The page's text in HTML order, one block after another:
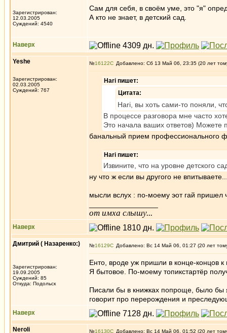
Зарегистрирован:
12.03.2005
Суждений: 4540
Сам для себя, в своём уме, это "я"
А кто не знает, в детский сад.
Наверх
Yeshe
Зарегистрирован:
02.03.2005
Суждений: 767
№16122 Добавлено: Сб 13 Май 06, 23:35 (20 лет
Hari пишет:
Цитата:
Hari, вы хоть сами-то поняли,
В процессе разговора мне часто
Это начала ваших ответов) Можете
банальный прием профессионального
Hari пишет:
Извините, что на уровне детского
ну что ж если вы другого не
мысли вслух : по-моему эот гай пришел
от имха слышу...
Наверх
Дмитрий ( Назаренко:)
Зарегистрирован:
19.09.2005
Суждений: 85
Откуда: Подольск
№16129 Добавлено: Вс 14 Май 06, 01:27 (20 лет
Енто, вроде уж пришли в конце-концов к
Я бытовое. По-моему топикстартёр
Писали бы в книжках попроще, было бы
говорит про перерождения и
Наверх
Neroli №16130 Добавлено: Вс 14 Май 06, 01:52 (20 лет